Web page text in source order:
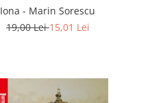
Iona - Marin Sorescu
19,00 Lei15,01 Lei